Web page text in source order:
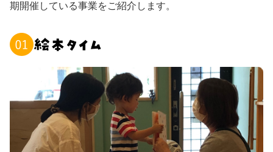
期開催している事業をご紹介します。